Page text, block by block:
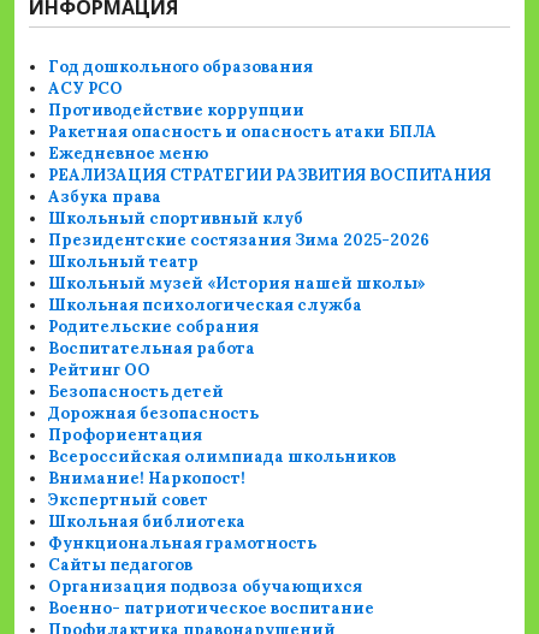
ИНФОРМАЦИЯ
Год дошкольного образования
АСУ РСО
Противодействие коррупции
Ракетная опасность и опасность атаки БПЛА
Ежедневное меню
РЕАЛИЗАЦИЯ СТРАТЕГИИ РАЗВИТИЯ ВОСПИТАНИЯ
Азбука права
Школьный спортивный клуб
Президентские состязания Зима 2025-2026
Школьный театр
Школьный музей «История нашей школы»
Школьная психологическая служба
Родительские собрания
Воспитательная работа
Рейтинг ОО
Безопасность детей
Дорожная безопасность
Профориентация
Всероссийская олимпиада школьников
Внимание! Наркопост!
Экспертный совет
Школьная библиотека
Функциональная грамотность
Сайты педагогов
Организация подвоза обучающихся
Военно- патриотическое воспитание
Профилактика правонарушений